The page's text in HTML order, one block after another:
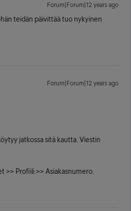
Forum|Forum|12 years ago
teidän päivittää tuo nykyinen
Forum|Forum|12 years ago
jatkossa sitä kautta. Viestin
>> Profiili >> Asiakasnumero.